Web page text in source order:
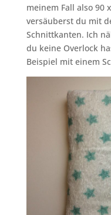
meinem Fall also 90
versäuberst du mit
Schnittkanten. Ich
du keine Overlock
Beispiel mit einem